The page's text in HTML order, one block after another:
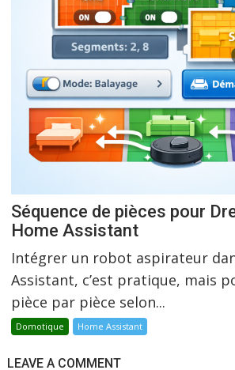
Séquence de pièces pour
Home Assistant
Intégrer un robot aspirateur
Assistant, c’est pratique, mais
pièce par pièce selon...
Domotique Home Assistant
LEAVE A COMMENT